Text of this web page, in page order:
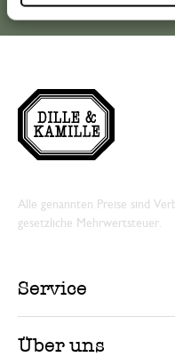
Alle genannten Preise sind
gesetzliche Mehrwertsteuer.
Service
Über uns